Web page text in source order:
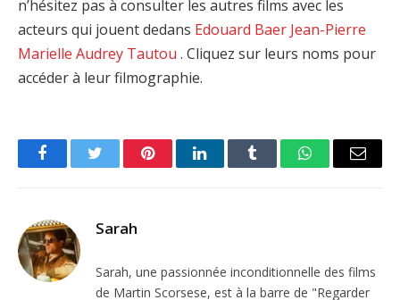
n’hésitez pas à consulter les autres films avec les
acteurs qui jouent dedans Edouard Baer Jean-Pierre
Marielle Audrey Tautou . Cliquez sur leurs noms pour
accéder à leur filmographie.
FacebookTwitter PinterestLinkedInTumblr WhatsAppEmail
Sarah
Sarah, une passionnée inconditionnelle des films
de Martin Scorsese, est à la barre de "Regarder